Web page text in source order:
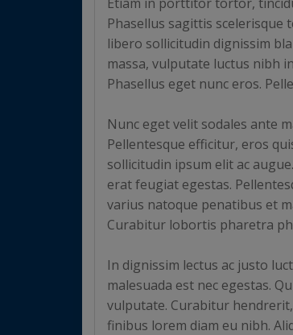
Phasellus sagittis
libero sollicitudin dignissim
massa, vulputate luctus nibh
Phasellus eget nunc eros.
Nunc eget velit sodales ante
Pellentesque efficitur, eros
sollicitudin ipsum elit ac
erat feugiat egestas.
varius natoque penatibus et
Curabitur lobortis pharetra
In dignissim lectus ac justo
malesuada est nec egestas.
vulputate. Curabitur
finibus lorem diam eu nibh.